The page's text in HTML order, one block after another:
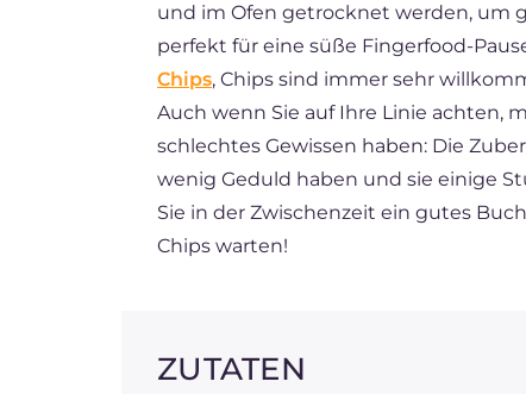
und im Ofen getrocknet werden, um
perfekt für eine süße Fingerfood-
Chips, Chips sind immer sehr
Auch wenn Sie auf Ihre Linie achten,
schlechtes Gewissen haben: Die
wenig Geduld haben und sie einige
Sie in der Zwischenzeit ein gutes
Chips warten!
ZUTATEN